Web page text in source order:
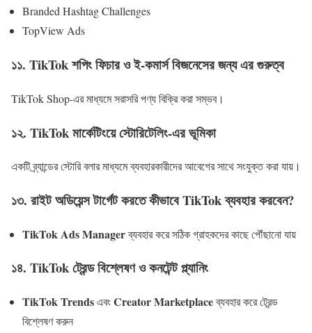
Branded Hashtag Challenges
TopView Ads
১১. TikTok শপিং ফিচার ও ই-কমার্স বিজনেসের জন্য এর গুরুত্ব
TikTok Shop-এর মাধ্যমে সরাসরি পণ্য বিক্রি করা সম্ভব।
১২. TikTok মার্কেটিংয়ে স্টোরিটেলিং-এর ভূমিকা
একটি ব্র্যান্ডের স্টোরি বলার মাধ্যমে ব্যবহারকারীদের আবেগের সাথে সংযুক্ত করা যায়।
১৩. রাইট অডিয়েন্স টার্গেট করতে কীভাবে TikTok ব্যবহার করবেন?
TikTok Ads Managerব্যবহার করে সঠিক গ্রাহকদের কাছে পৌঁছানো যায়
১৪. TikTok ট্রেন্ড বিশ্লেষণ ও কনটেন্ট প্ল্যানিং
TikTok TrendsএবংCreator Marketplaceব্যবহার করে ট্রেন্ড
বিশ্লেষণ করুন